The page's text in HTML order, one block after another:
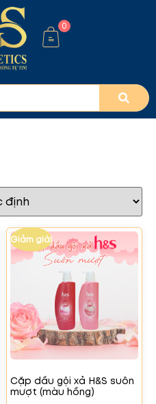
0
Giảm giá!
Cặp dầu gội xả H&S suôn
mượt (màu hồng)